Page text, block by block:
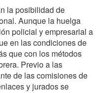
la posibilidad de
Aunque la huelga
policial y empresarial a
en las condiciones de
que con los métodos
Previo a las
de las comisiones de
y jurados se